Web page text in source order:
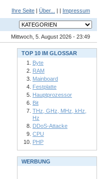
Ihre Seite | Über... | | Impressum
Mittwoch, 5. August 2026 - 23:49
TOP 10 IM GLOSSAR
Byte
RAM
Mainboard
Festplatte
Hauptprozessor
Bit
THz, GHz, MHz, kHz,
Hz
DDoS-Attacke
CPU
PHP
WERBUNG